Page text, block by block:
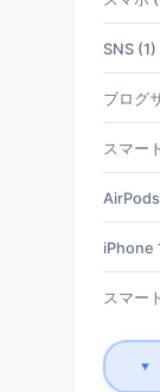
SNS (1)
ブログ
スマー
iPhone
スマー
▼